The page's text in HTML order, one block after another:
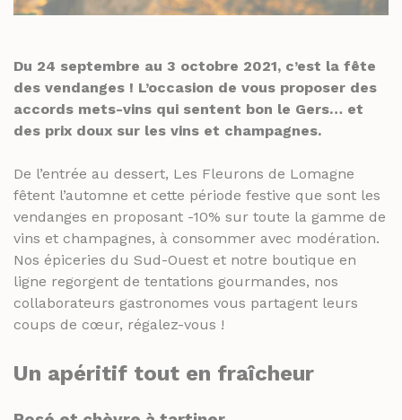
JUS ET SIROPS
PRUNEAUX
THÉS ET INFUSIONS
MOINS DE 20€
PLUS DE 50€
FROMAGERIE
À commander et retirer en boutique
APÉRITIFS
MOINS DE 20€
ENTRE 20€ ET 50€
PLUS DE 50€
FROMAGERIE
À commander et retirer en boutique
LA CAVE
APÉRITIFS
SPIRITUEUX & CHAMPAGNES
Du 24 septembre au 3 octobre 2021, c’est la fête
des vendanges ! L’occasion de vous proposer des
accords mets-vins qui sentent bon le Gers… et
des prix doux sur les vins et champagnes.
De l’entrée au dessert, Les Fleurons de Lomagne
fêtent l’automne et cette période festive que sont les
vendanges en proposant -10% sur toute la gamme de
vins et champagnes, à consommer avec modération.
Nos épiceries du Sud-Ouest et notre boutique en
ligne regorgent de tentations gourmandes, nos
collaborateurs gastronomes vous partagent leurs
coups de cœur, régalez-vous !
Un apéritif tout en fraîcheur